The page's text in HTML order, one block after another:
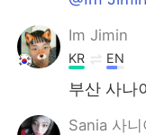
Im Jimin
KR EN
부산 사나
Sania 사니